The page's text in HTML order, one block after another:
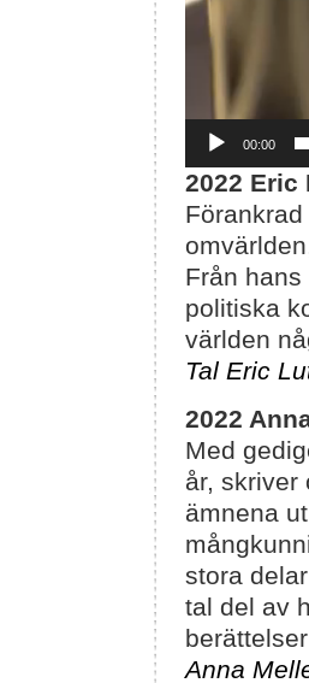
00:00
2022 Eric
Från
politiska
världen
Tal Eric
2022
Med
år, skriver
ämnena
stora
tal del av
Anna